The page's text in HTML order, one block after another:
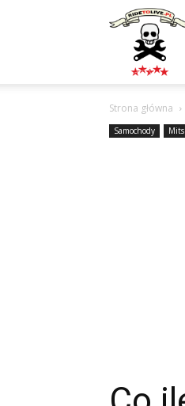
RideToLive.pl
Strona główna
Samochody